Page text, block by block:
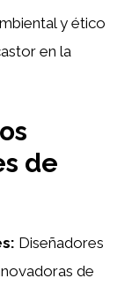
y ético
en la
de
Diseñadores
de